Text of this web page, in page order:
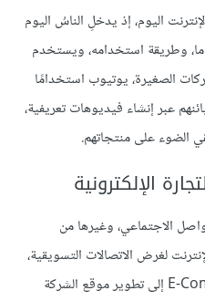
اليوم، إذ يدخلِ الناسُ اليوم
وطريقة استخدامه، ويستخدم
الصغيرة، يوتيوب استخدامًا
عبر إنشاء فيديوهات تعريفية،
الضوء على منتجاتهم.
الإلكترونية
الاجتماعي، وغيرها من
لغرض الاتصالات التسويقية،
وتشير التجارة الإلكترونية E-Commerce إلى تطوير موقع الشركة